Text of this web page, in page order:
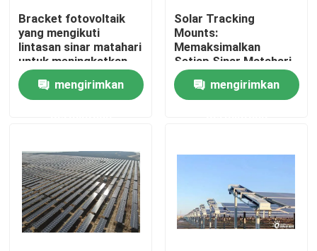
Rumah
Video
Tentang kami
Bracket fotovoltaik
yang mengikuti
lintasan sinar matahari
untuk meningkatkan
output tenaga
fotovoltaikmengirimkan
Solar Tracking
Mounts:
Memaksimalkan
Setiap Sinar Matahari
Keakuratan Cerdas
untuk Hasil Energi
Ultimate
mengirimkan